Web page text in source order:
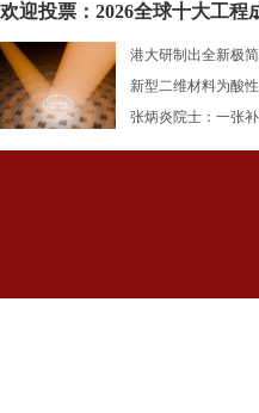
欢迎投票：2026全球十大工程
港大研制出全新极
新型二维材料为酸
张炳炎院士：一张